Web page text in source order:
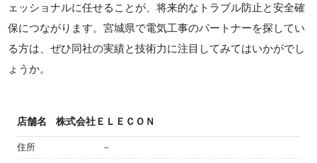
ェッショナルに任せることが、将来的なトラブル防止と安全確
保につながります。宮城県で電気工事のパートナーを探してい
る方は、ぜひ同社の実績と技術力に注目してみてはいかがでし
ょうか。
店舗名 株式会社ＥＬＥＣＯＮ
住所 －